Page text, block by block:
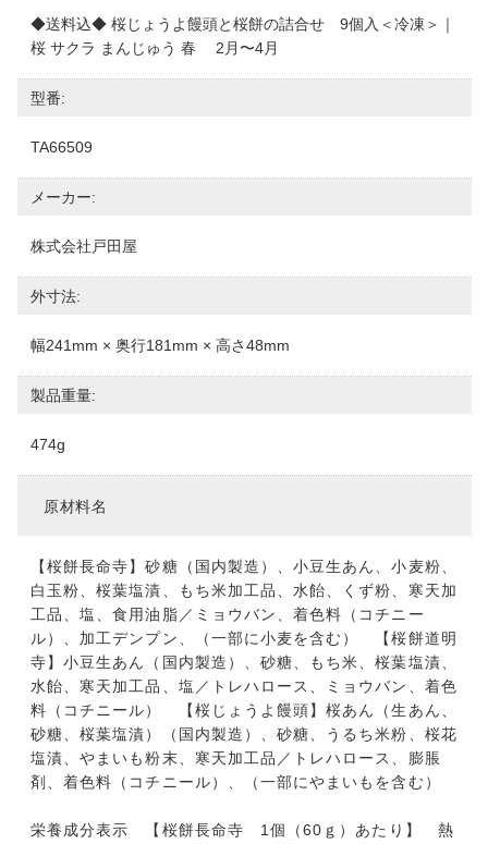
◆送料込◆ 桜じょうよ饅頭と桜餅の詰合せ 9個入＜冷凍＞｜
桜 サクラ まんじゅう 春 2月〜4月
型番:
TA66509
メーカー:
株式会社戸田屋
外寸法:
幅241mm × 奥行181mm × 高さ48mm
製品重量:
474g
原材料名
【桜餅長命寺】砂糖（国内製造）、小豆生あん、小麦粉、
白玉粉、桜葉塩漬、もち米加工品、水飴、くず粉、寒天加
工品、塩、食用油脂／ミョウバン、着色料（コチニー
ル）、加工デンプン、（一部に小麦を含む） 【桜餅道明
寺】小豆生あん（国内製造）、砂糖、もち米、桜葉塩漬、
水飴、寒天加工品、塩／トレハロース、ミョウバン、着色
料（コチニール） 【桜じょうよ饅頭】桜あん（生あん、
砂糖、桜葉塩漬）（国内製造）、砂糖、うるち米粉、桜花
塩漬、やまいも粉末、寒天加工品／トレハロース、膨脹
剤、着色料（コチニール）、（一部にやまいもを含む）
栄養成分表示 【桜餅長命寺 1個（60ｇ）あたり】 熱